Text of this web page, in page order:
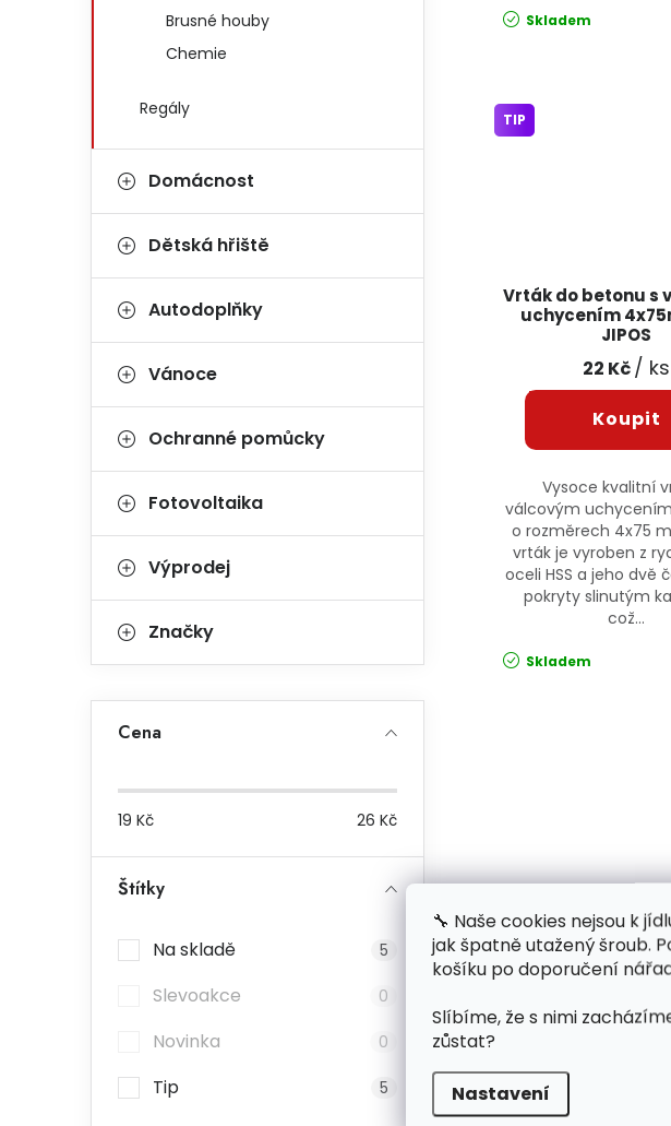
🔧 Naše cookies nejsou k
jak špatně utažený šroub.
košíku po doporučení
Slíbíme, že s nimi
zůstat?
Nastavení
Brusné houby
Chemie
Regály
Domácnost
Dětská hřiště
Autodoplňky
Vánoce
Ochranné pomůcky
Fotovoltaika
Výprodej
Značky
Cena
19 Kč 26 Kč
Štítky
Na skladě 5
Slevoakce 0
Novinka 0
Tip 5
Skladem
Vrták do betonu s
uchycením
JIPOS
TIP
22 Kč/ ks
Vysoce kvalitní
válcovým uchycením
o rozměrech 4x75
vrták je vyroben z
oceli HSS a jeho dvě
pokryty slinutým
což...
Skladem